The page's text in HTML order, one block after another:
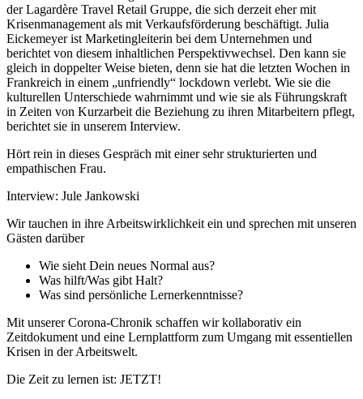
der Lagardère Travel Retail Gruppe, die sich derzeit eher mit
Krisenmanagement als mit Verkaufsförderung beschäftigt. Julia
Eickemeyer ist Marketingleiterin bei dem Unternehmen und
berichtet von diesem inhaltlichen Perspektivwechsel. Den kann sie
gleich in doppelter Weise bieten, denn sie hat die letzten Wochen in
Frankreich in einem „unfriendly“ lockdown verlebt. Wie sie die
kulturellen Unterschiede wahrnimmt und wie sie als Führungskraft
in Zeiten von Kurzarbeit die Beziehung zu ihren Mitarbeitern pflegt,
berichtet sie in unserem Interview.
Hört rein in dieses Gespräch mit einer sehr strukturierten und
empathischen Frau.
Interview: Jule Jankowski
Wir tauchen in ihre Arbeitswirklichkeit ein und sprechen mit unseren
Gästen darüber
Wie sieht Dein neues Normal aus?
Was hilft/Was gibt Halt?
Was sind persönliche Lernerkenntnisse?
Mit unserer Corona-Chronik schaffen wir kollaborativ ein
Zeitdokument und eine Lernplattform zum Umgang mit essentiellen
Krisen in der Arbeitswelt.
Die Zeit zu lernen ist: JETZT!